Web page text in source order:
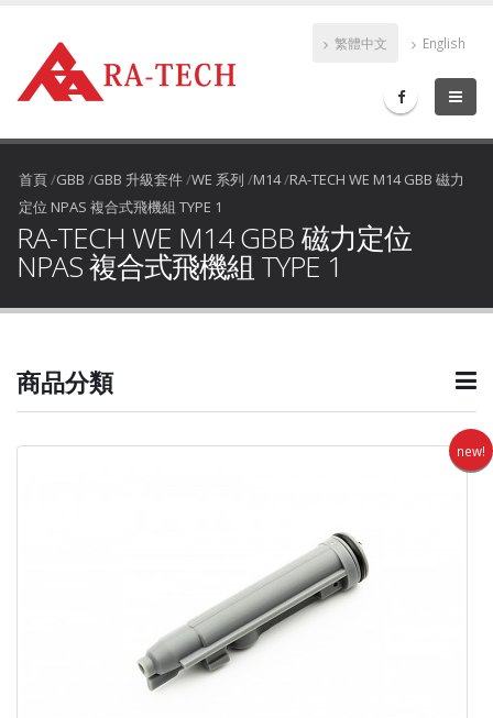
繁體中文 English
首頁/GBB /GBB 升級套件/WE 系列 /M14/RA-TECH WE M14 GBB 磁力
定位 NPAS 複合式飛機組 TYPE 1
RA-TECH WE M14 GBB 磁力定位
NPAS 複合式飛機組 TYPE 1
商品分類
new!